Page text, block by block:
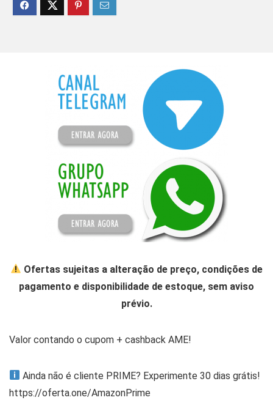
Ofertas sujeitas a alteração de preço, condições de
pagamento e disponibilidade de estoque, sem aviso
prévio.
Valor contando o cupom + cashback AME!
Ainda não é cliente PRIME? Experimente 30 dias grátis!
https://oferta.one/AmazonPrime